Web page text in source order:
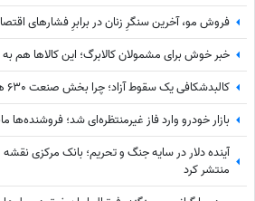
فروش مو، آخرین سنگرِ زنان در برابرِ فشارهای
خبر خوش برای مشمولان کالابرگ؛ این کالاها هم
کالبدشکافی یک سقوط آزاد؛ چرا بخش صنعت 630 هزار کارگر را اخراج کرد؟
بازار خودرو وارد فاز غیرمنتظره‌ای شد؛ فروشنده‌ها
آینده دلار در سایه جنگ و تحریم؛ بانک مرکزی نقشه
منتشر کرد